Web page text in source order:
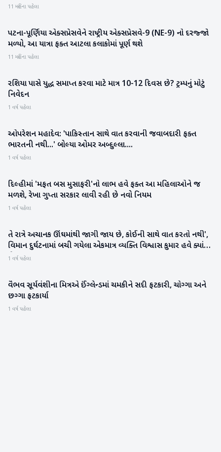
11 મહિના પહેલા
રાષ્ટ્રીય
પટના-પૂર્ણિયા એક્સપ્રેસવેને રાષ્ટ્રીય એક્સપ્રેસવે-9 (NE-9) નો દરજ્જો
મળ્યો, આ યાત્રા ફક્ત આટલા કલાકોમાં પૂર્ણ થશે
11 મહિના પહેલા
આંતરરાષ્ટ્રીય
રશિયા પાસે યુદ્ધ સમાપ્ત કરવા માટે માત્ર 10-12 દિવસ છે? ટ્રમ્પનું મોટું
નિવેદન
1 વર્ષ પહેલા
રાષ્ટ્રીય
ઓપરેશન મહાદેવ: 'પાકિસ્તાન સાથે વાત કરવાની જવાબદારી ફક્ત
ભારતની નથી...' બોલ્યા ઓમર અબ્દુલ્લા....
1 વર્ષ પહેલા
રાષ્ટ્રીય
દિલ્હીમાં 'મફત બસ મુસાફરી'નો લાભ હવે ફક્ત આ મહિલાઓને જ
મળશે, રેખા ગુપ્તા સરકાર લાવી રહી છે નવો નિયમ
1 વર્ષ પહેલા
રાષ્ટ્રીય
તે રાત્રે અચાનક ઊંઘમાંથી જાગી જાય છે, કોઈની સાથે વાત કરતો નથી',
વિમાન દુર્ઘટનામાં બચી ગયેલા એકમાત્ર વ્યક્તિ વિશ્વાસ કુમાર હવે ક્યાં
છે?
1 વર્ષ પહેલા
રમતગમત
વૈભવ સૂર્યવંશીના મિત્રએ ઈંગ્લેન્ડમાં ચમકીને સદી ફટકારી, ચોગ્ગા અને
છગ્ગા ફટકાર્યા
1 વર્ષ પહેલા